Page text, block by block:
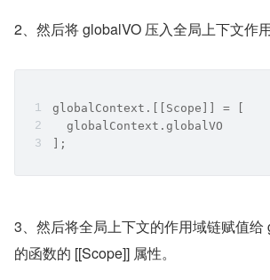
2、然后将 globalVO 压入全局上下文作
globalContext.[[Scope]] = [
  globalContext.globalVO
];
3、然后将全局上下文的作用域链赋值给
的函数的 [[Scope]] 属性。